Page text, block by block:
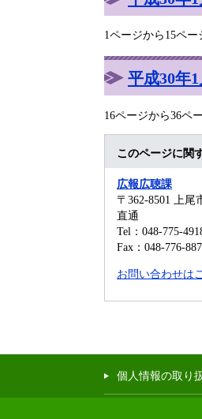
1ページから15ペー
平成30年
16ページから36ペ
このページに関
広報広聴課
〒362-8501
上
直通
Tel：048-775-
Fax：048-776-
お問い合わせは
個人情報の取り